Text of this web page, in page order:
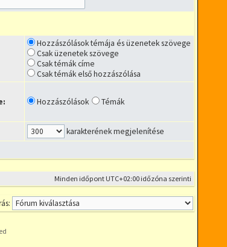
Hozzászólások témája és üzenetek szövege
Csak üzenetek szövege
Csak témák címe
Csak témák első hozzászólása
Hozzászólások Témák
karakterének megjelenítése
Minden időpont UTC+02:00 időzóna szerinti